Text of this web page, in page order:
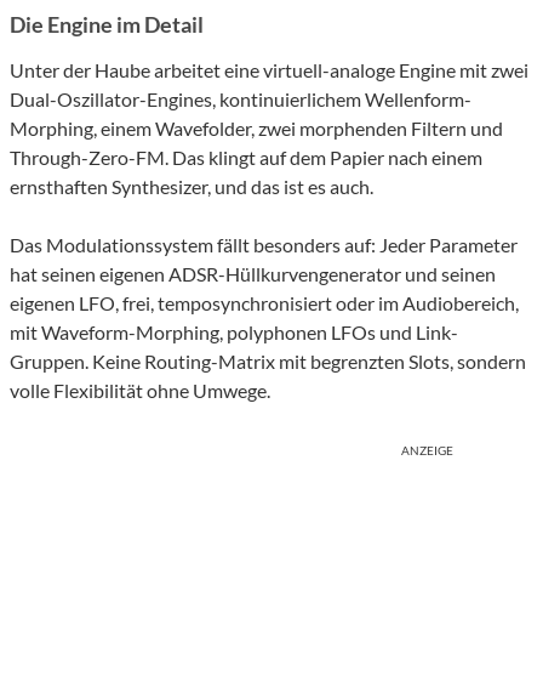
Die Engine im Detail
Unter der Haube arbeitet eine virtuell-analoge Engine mit zwei
Dual-Oszillator-Engines, kontinuierlichem Wellenform-
Morphing, einem Wavefolder, zwei morphenden Filtern und
Through-Zero-FM. Das klingt auf dem Papier nach einem
ernsthaften Synthesizer, und das ist es auch.
Das Modulationssystem fällt besonders auf: Jeder Parameter
hat seinen eigenen ADSR-Hüllkurvengenerator und seinen
eigenen LFO, frei, temposynchronisiert oder im Audiobereich,
mit Waveform-Morphing, polyphonen LFOs und Link-
Gruppen. Keine Routing-Matrix mit begrenzten Slots, sondern
volle Flexibilität ohne Umwege.
ANZEIGE